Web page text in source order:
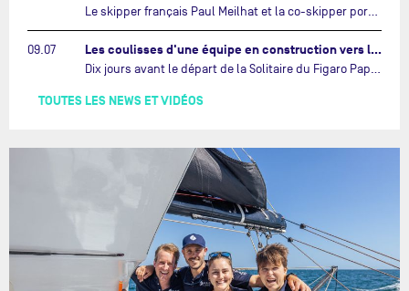
Le skipper français Paul Meilhat et la co-skipper portugaise Mariana Lobato mettent à l’eau aujourd’hui à Lorient leur IMOCA à bord duquel ils participeront à The Ocean Race Atlantic (septembre 2026) puis à The Ocean Race, le tour du monde en équipage (janvier 2027).…
09.07 Les coulisses d'une équipe en construction vers le Vendée Globe…
TOUTES LES NEWS ET VIDÉOS